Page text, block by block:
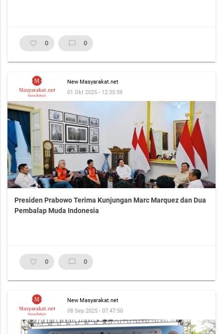
favorite_border 0 chat_bubble_outline 0
New Masyarakat.net
01 Okt 2025 - 12:35:59
Presiden Prabowo Terima Kunjungan Marc Marquez dan Dua
Pembalap Muda Indonesia
favorite_border 0 chat_bubble_outline 0
New Masyarakat.net
08 Sep 2025 - 07:47:50